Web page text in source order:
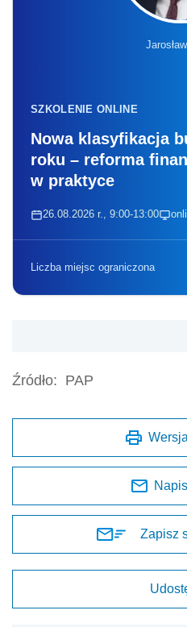
SZKOLENIE ONLINE
Nowa klasyfikacja
roku – reforma
w praktyce
26.08.2026 r., 9:00-13:00
Liczba miejsc ograniczona
Źródło: PAP
Zapisz